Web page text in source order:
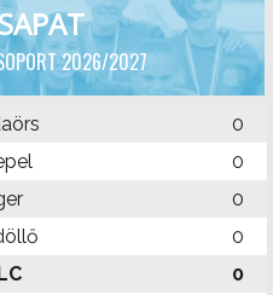
2026/2027
0
0
0
0
0